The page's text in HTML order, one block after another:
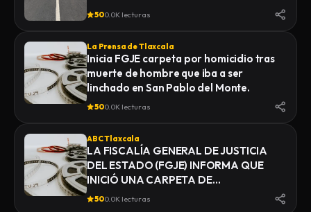
500.0K lecturas
La Prensa de Tlaxcala
Inicia FGJE carpeta por homicidio tras
muerte de hombre que iba a ser
linchado en San Pablo del Monte.
500.0K lecturas
ABC Tlaxcala
LA FISCALÍA GENERAL DE JUSTICIA
DEL ESTADO (FGJE) INFORMA QUE
INICIÓ UNA CARPETA DE
INVESTIGACIÓN POR EL DELITO DE
500.0K lecturas